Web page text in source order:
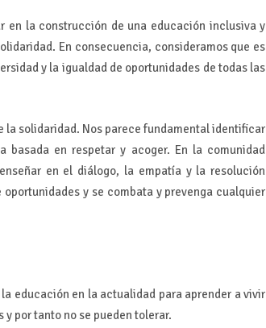
en la construcción de una educación inclusiva y
En consecuencia, consideramos que es
y la igualdad de oportunidades de todas las
la solidaridad. Nos parece fundamental identificar
basada en respetar y acoger. En la comunidad
en el diálogo, la empatía y la resolución
y se combata y prevenga cualquier
educación en la actualidad para aprender a vivir
y por tanto no se pueden tolerar.